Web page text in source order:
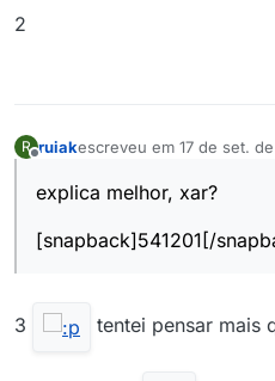
2
R ruiakescreveu em 17 de set.
última edição por
explica melhor, xar?
[snapback]541201[/
3 tentei pensar mais